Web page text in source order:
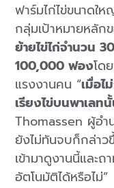
ฟาร์มไก่ไข่ขนาดให
กลุ่มเป้าหมายหลัก
ย้ายไข่ไก่จำนวน
100,000 ฟองโด
แรงงานคน “เมื่อไ
เรียงไข่บนพาเล
Thomassen ผู้อ
ยังไม่ทันจบก็กล่าว
เข้ามาดูงานนี้และถ
อัตโนมัติได้หรือไม่”